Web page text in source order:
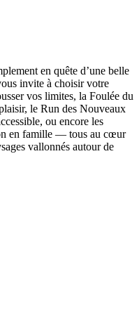
en quête d’une belle
invite à choisir votre
vos limites, la Foulée du
le Run des Nouveaux
ou encore les
en famille — tous au cœur
vallonnés autour de